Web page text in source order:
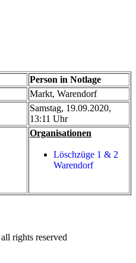
Person in Notlage
Markt, Warendorf
Samstag, 19.09.2020,
13:11 Uhr
Organisationen
Löschzüge 1 & 2
Warendorf
rights reserved